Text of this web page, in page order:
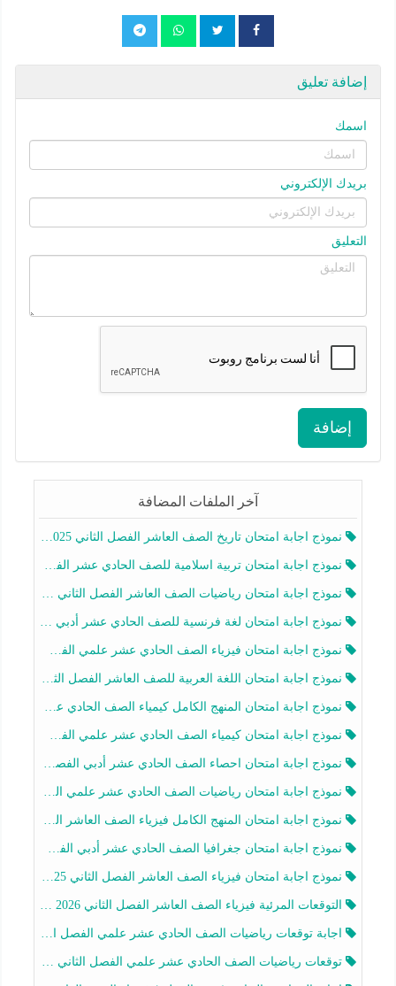
إضافة تعليق
اسمك
بريدك الإلكتروني
التعليق
إضافة
آخر الملفات المضافة
نموذج اجابة امتحان تاريخ الصف العاشر الفصل الثاني 2025-2026
نموذج اجابة امتحان تربية اسلامية للصف الحادي عشر الفصل الثاني 2025-2026
نموذج اجابة امتحان رياضيات الصف العاشر الفصل الثاني 2025-2026
نموذج اجابة امتحان لغة فرنسية للصف الحادي عشر أدبي الفصل الثاني 2025-2026
نموذج اجابة امتحان فيزياء الصف الحادي عشر علمي الفصل الثاني 2025-2026
نموذج اجابة امتحان اللغة العربية للصف العاشر الفصل الثاني 2025-2026
نموذج اجابة امتحان المنهج الكامل كيمياء الصف الحادي عشر علمي الفصل الثاني 2025-2026
نموذج اجابة امتحان كيمياء الصف الحادي عشر علمي الفصل الثاني 2025-2026
نموذج اجابة امتحان احصاء الصف الحادي عشر أدبي الفصل الثاني 2025-2026
نموذج اجابة امتحان رياضيات الصف الحادي عشر علمي الفصل الثاني 2025-2026
نموذج اجابة امتحان المنهج الكامل فيزياء الصف العاشر الفصل الثاني 2025-2026
نموذج اجابة امتحان جغرافيا الصف الحادي عشر أدبي الفصل الثاني 2025-2026
نموذج اجابة امتحان فيزياء الصف العاشر الفصل الثاني 2025-2026
التوقعات المرئية فيزياء الصف العاشر الفصل الثاني 2026 أ هيثم الليثي
اجابة توقعات رياضيات الصف الحادي عشر علمي الفصل الثاني 2025-2026 أ عمرو فايز
توقعات رياضيات الصف الحادي عشر علمي الفصل الثاني 2025-2026 أ عمرو فايز